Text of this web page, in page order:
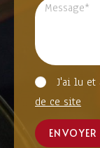
J'ai lu et
de ce site
ENVOYER